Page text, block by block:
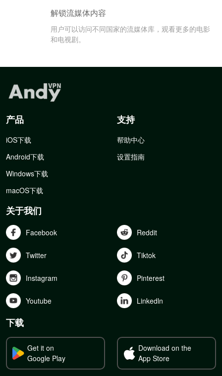
解锁流媒体内容
用户可以访问不同国家的流媒体库，观看更多的电影
和电视剧。
产品
iOS下载
Android下载
Windows下载
macOS下载
支持
帮助中心
设置指南
关于我们
Facebook Reddit
Twitter Tiktok
Instagram Pinterest
Youtube Linkedln
下载
Get it on
Google Play
Download on the
App Store